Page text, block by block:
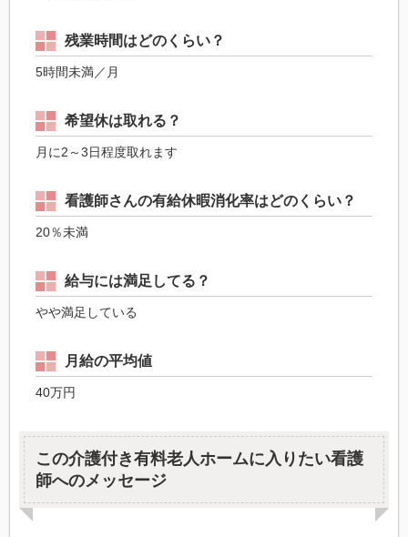
残業時間はどのくらい？
5時間未満／月
希望休は取れる？
月に2～3日程度取れます
看護師さんの有給休暇消化率はどのくらい？
20％未満
給与には満足してる？
やや満足している
月給の平均値
40万円
この介護付き有料老人ホームに入りたい看護
師へのメッセージ